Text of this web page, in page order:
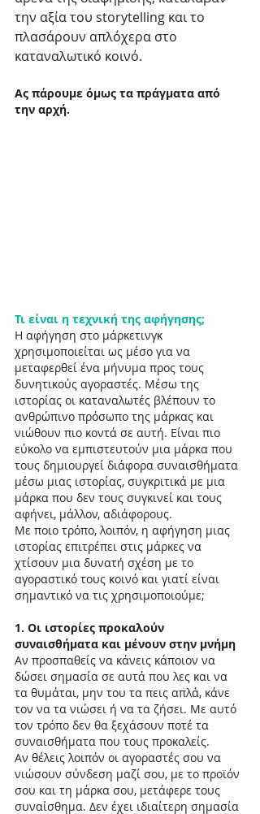
την αξία του storytelling και το
πλασάρουν απλόχερα στο
καταναλωτικό κοινό.
Ας πάρουμε όμως τα πράγματα από
την αρχή.
Τι είναι η τεχνική της αφήγησης;
Η αφήγηση στο μάρκετινγκ
χρησιμοποιείται ως μέσο για να
μεταφερθεί ένα μήνυμα προς τους
δυνητικούς αγοραστές. Μέσω της
ιστορίας οι καταναλωτές βλέπουν το
ανθρώπινο πρόσωπο της μάρκας και
νιώθουν πιο κοντά σε αυτή. Είναι πιο
εύκολο να εμπιστευτούν μια μάρκα που
τους δημιουργεί διάφορα συναισθήματα
μέσω μιας ιστορίας, συγκριτικά με μια
μάρκα που δεν τους συγκινεί και τους
αφήνει, μάλλον, αδιάφορους.
Με ποιο τρόπο, λοιπόν, η αφήγηση μιας
ιστορίας επιτρέπει στις μάρκες να
χτίσουν μια δυνατή σχέση με το
αγοραστικό τους κοινό και γιατί είναι
σημαντικό να τις χρησιμοποιούμε;
1. Οι ιστορίες προκαλούν
συναισθήματα και μένουν στην μνήμη
Αν προσπαθείς να κάνεις κάποιον να
δώσει σημασία σε αυτά που λες και να
τα θυμάται, μην του τα πεις απλά, κάνε
τον να τα νιώσει ή να τα ζήσει. Με αυτό
τον τρόπο δεν θα ξεχάσουν ποτέ τα
συναισθήματα που τους προκαλείς.
Αν θέλεις λοιπόν οι αγοραστές σου να
νιώσουν σύνδεση μαζί σου, με το προϊόν
σου και τη μάρκα σου, μετάφερε τους
συναίσθημα. Δεν έχει ιδιαίτερη σημασία